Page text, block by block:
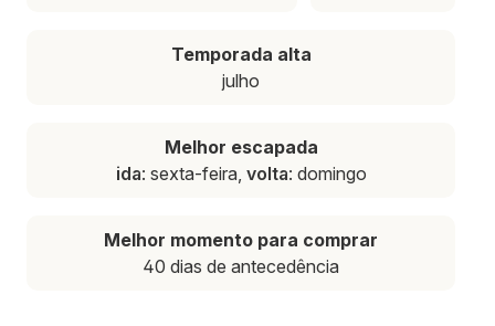
Temporada alta
julho
Melhor escapada
ida: sexta-feira, volta: domingo
Melhor momento para comprar
40 dias de antecedência